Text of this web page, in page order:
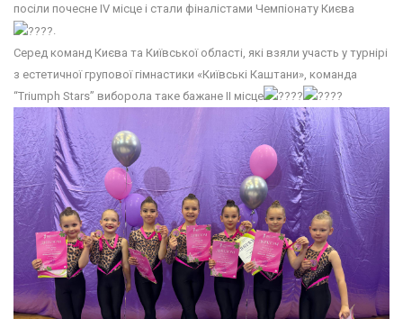
посіли почесне ІV місце і стали фіналістами Чемпіонату Києва
.
Серед команд Києва та Київської області, які взяли участь у турнірі
з естетичної групової гімнастики «Київські Каштани», команда
“Triumph Stars” виборола таке бажане ІІ місце